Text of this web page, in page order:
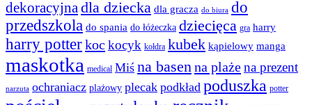
dekoracyjna dla dziecka dla gracza do biura do
przedszkola do spania do łóżeczka dziecięca gra harry
harry potterkoc kocyk kołdra kubek kąpielowy manga
maskotka medical Miś na basen na plażena prezent
narzuta ochraniacz plażowy plecak podkład poduszka potter